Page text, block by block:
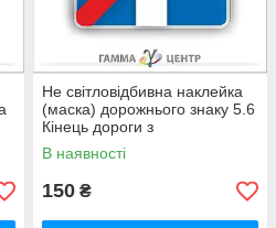
Не світловідбивна наклейка
(маска) дорожнього знаку 5.6
Кінець дороги з
одностороннім рухом
В наявності
150 ₴